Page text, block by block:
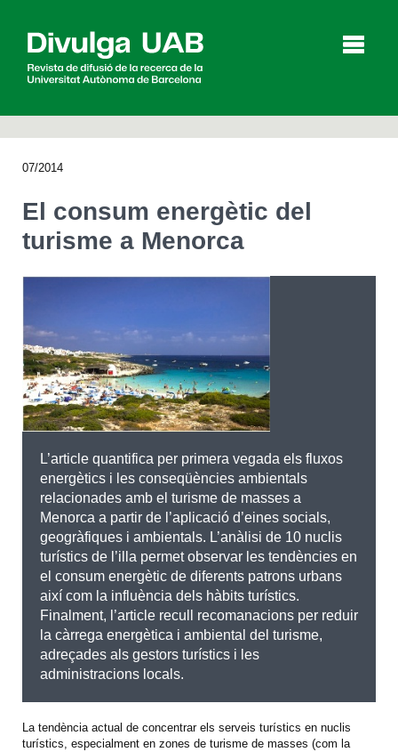
English Español
CERCAR
07/2014
El consum energètic del
turisme a Menorca
L’article quantifica per primera vegada els fluxos
energètics i les conseqüències ambientals
relacionades amb el turisme de masses a
Menorca a partir de l’aplicació d’eines socials,
geogràfiques i ambientals. L’anàlisi de 10 nuclis
turístics de l’illa permet observar les tendències en
el consum energètic de diferents patrons urbans
així com la influència dels hàbits turístics.
Finalment, l’article recull recomanacions per reduir
la càrrega energètica i ambiental del turisme,
adreçades als gestors turístics i les
administracions locals.
La tendència actual de concentrar els serveis turístics en nuclis
turístics, especialment en zones de turisme de masses (com la